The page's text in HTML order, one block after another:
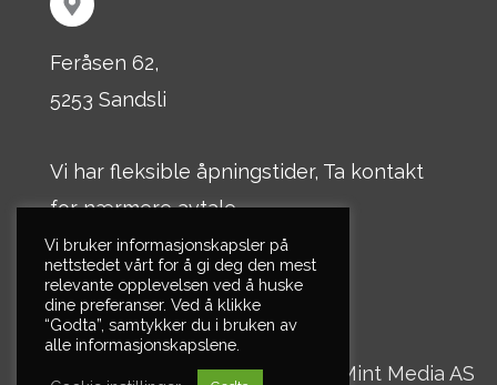
Feråsen 62,
5253 Sandsli
Vi har fleksible åpningstider, Ta kontakt
for nærmere avtale
© 2026 Løtvedt
Personvern Mint Media AS
Vi bruker informasjonskapsler på
nettstedet vårt for å gi deg den mest
relevante opplevelsen ved å huske
dine preferanser. Ved å klikke
“Godta”, samtykker du i bruken av
alle informasjonskapslene.